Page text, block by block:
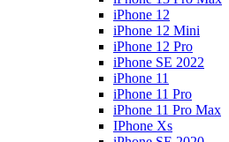
iPhone 12
iPhone 12 Mini
iPhone 12 Pro
iPhone SE 2022
iPhone 11
iPhone 11 Pro
iPhone 11 Pro Max
IPhone Xs